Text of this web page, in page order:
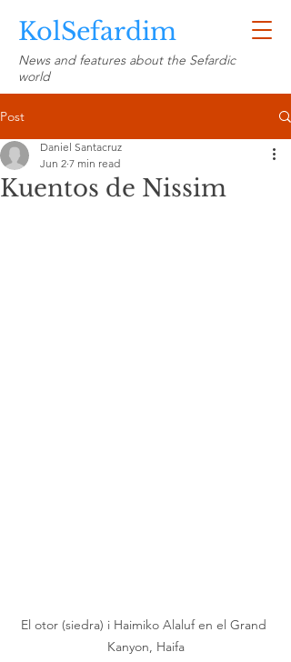
KolSefardim
News and features about the Sefardic
world
Post
Kuentos de Nissim
Daniel Santacruz
Jun 2 7 min read
El otor (siedra) i Haimiko Alaluf en el Grand
Kanyon, Haifa